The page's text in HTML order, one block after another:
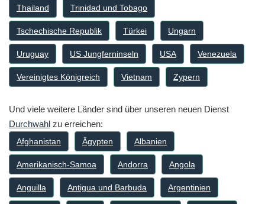
Thailand Trinidad und Tobago
Tschechische Republik Türkei Ungarn
Uruguay US Jungferninseln USA Venezuela
Vereinigtes Königreich Vietnam Zypern
Und viele weitere Länder sind über unseren neuen Dienst
Durchwahl zu erreichen:
Afghanistan Ägypten Albanien
Amerikanisch-Samoa Andorra Angola
Anguilla Antigua und Barbuda Argentinien